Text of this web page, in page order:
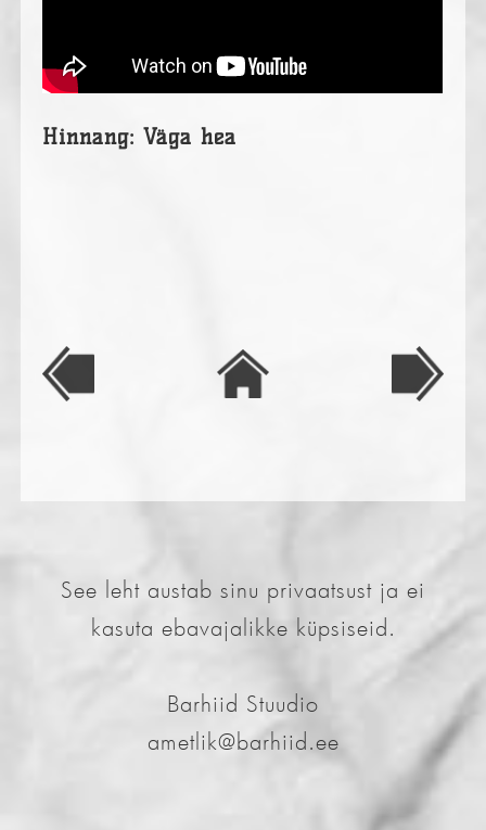
Hinnang: Väga hea
See leht austab sinu privaatsust ja ei
kasuta ebavajalikke küpsiseid.
Barhiid Stuudio
ametlik@barhiid.ee